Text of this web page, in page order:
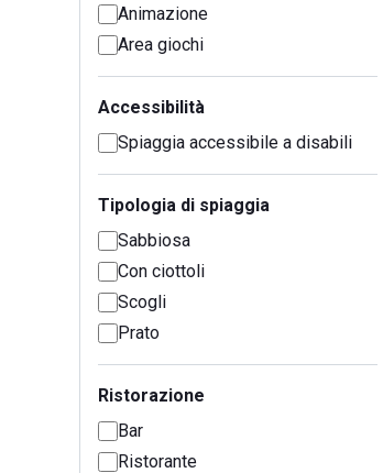
Animazione
Area giochi
Accessibilità
Spiaggia accessibile a disabili
Tipologia di spiaggia
Sabbiosa
Con ciottoli
Scogli
Prato
Ristorazione
Bar
Ristorante